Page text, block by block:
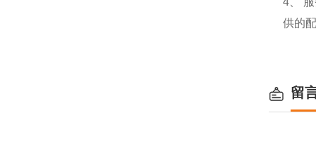
供的
留